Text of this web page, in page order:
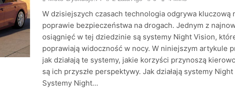
W dzisiejszych czasach technologia odgrywa kluczową
poprawie bezpieczeństwa na drogach. Jednym z
osiągnięć w tej dziedzinie są systemy Night Vision,
poprawiają widoczność w nocy. W niniejszym artykule
jak działają te systemy, jakie korzyści przynoszą
są ich przyszłe perspektywy. Jak działają systemy
Systemy Night…